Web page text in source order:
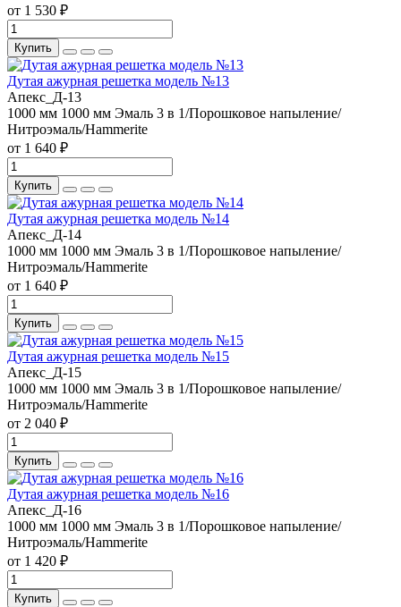
от 1 530 ₽
Купить
Дутая ажурная решетка модель №13
Апекс_Д-13
1000 мм 1000 мм Эмаль 3 в 1/Порошковое напыление/
Нитроэмаль/Hammerite
от 1 640 ₽
Купить
Дутая ажурная решетка модель №14
Апекс_Д-14
1000 мм 1000 мм Эмаль 3 в 1/Порошковое напыление/
Нитроэмаль/Hammerite
от 1 640 ₽
Купить
Дутая ажурная решетка модель №15
Апекс_Д-15
1000 мм 1000 мм Эмаль 3 в 1/Порошковое напыление/
Нитроэмаль/Hammerite
от 2 040 ₽
Купить
Дутая ажурная решетка модель №16
Апекс_Д-16
1000 мм 1000 мм Эмаль 3 в 1/Порошковое напыление/
Нитроэмаль/Hammerite
от 1 420 ₽
Купить